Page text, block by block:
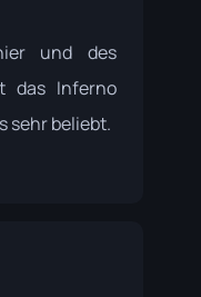
und des
das Inferno
sehr beliebt.